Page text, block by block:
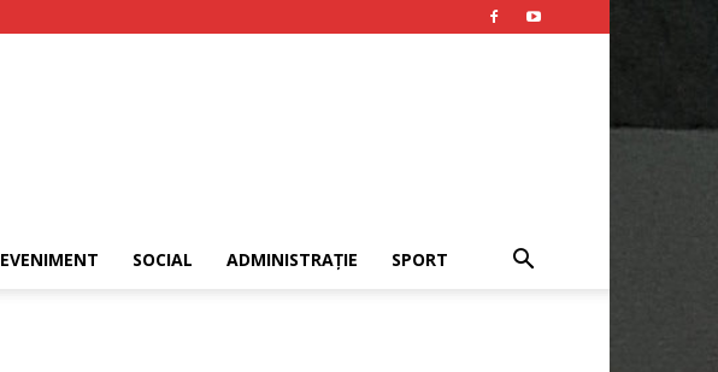
EVENIMENT SOCIAL ADMINISTRAȚIE SPORT